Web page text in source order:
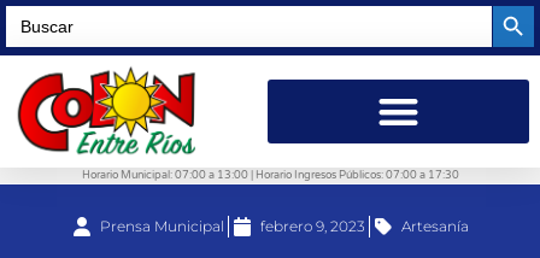
Search
for:
Horario Municipal: 07:00 a 13:00 | Horario Ingresos Públicos: 07:00 a 17:30
Prensa Municipal febrero 9, 2023 Artesanía